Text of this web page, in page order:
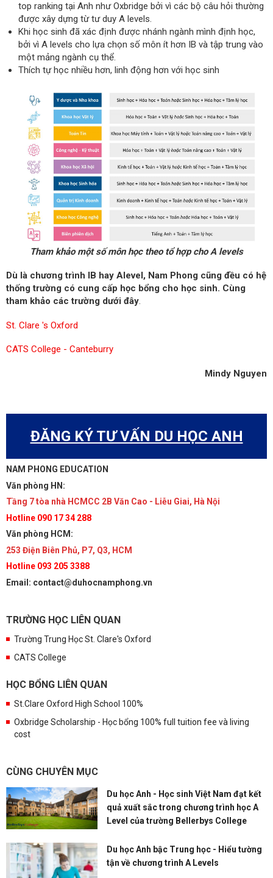
top ranking tại Anh như Oxbridge bởi vì các bộ câu hỏi thường
được xây dựng từ tư duy A levels.
Khi học sinh đã xác định được nhánh ngành mình định học,
bởi vì A levels cho lựa chọn số môn ít hơn IB và tập trung vào
một mảng ngành cụ thể.
Thích tự học nhiều hơn, linh động hơn với học sinh
Tham khảo một số môn học theo tổ hợp cho A levels
Dù là chương trình IB hay Alevel, Nam Phong cũng đều có hệ
thống trường có cung cấp học bổng cho học sinh. Cùng
tham khảo các trường dưới đây.
St. Clare 's Oxford
CATS College - Canteburry
Mindy Nguyen
ĐĂNG KÝ TƯ VẤN DU HỌC ANH
NAM PHONG EDUCATION
Văn phòng HN:
Tầng 7 tòa nhà HCMCC 2B Văn Cao - Liễu Giai, Hà Nội
Hotline 090 17 34 288
Văn phòng HCM:
253 Điện Biên Phủ, P7, Q3, HCM
Hotline 093 205 3388
Email: contact@duhocnamphong.vn
TRƯỜNG HỌC LIÊN QUAN
Trường Trung Học St. Clare's Oxford
CATS College
HỌC BỔNG LIÊN QUAN
St.Clare Oxford High School 100%
Oxbridge Scholarship - Học bổng 100% full tuition fee và living
cost
CÙNG CHUYÊN MỤC
Du học Anh - Học sinh Việt Nam đạt kết
quả xuất sắc trong chương trình học A
Level của trường Bellerbys College
Du học Anh bậc Trung học - Hiểu tường
tận về chương trình A Levels